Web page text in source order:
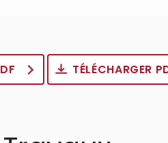
TÉLÉCHARGER